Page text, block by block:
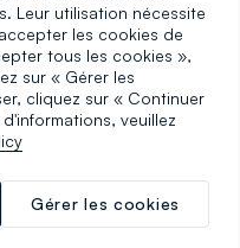
Leur utilisation nécessite
les cookies de
tous les cookies »,
sur « Gérer les
cliquez sur « Continuer
veuillez
Gérer les cookies